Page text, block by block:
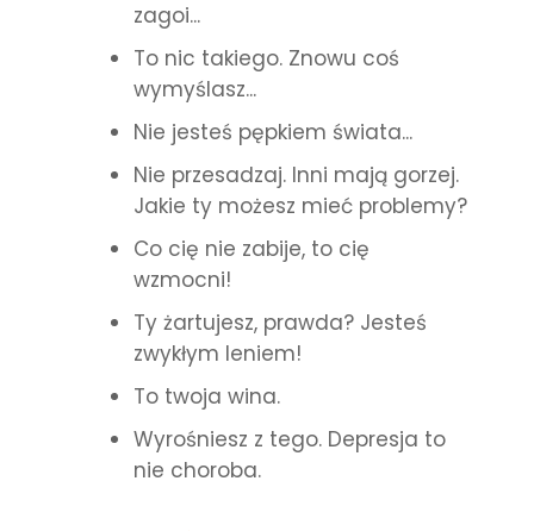
zagoi...
To nic takiego. Znowu coś
wymyślasz...
Nie jesteś pępkiem świata...
Nie przesadzaj. Inni mają gorzej.
Jakie ty możesz mieć problemy?
Co cię nie zabije, to cię
wzmocni!
Ty żartujesz, prawda? Jesteś
zwykłym leniem!
To twoja wina.
Wyrośniesz z tego. Depresja to
nie choroba.